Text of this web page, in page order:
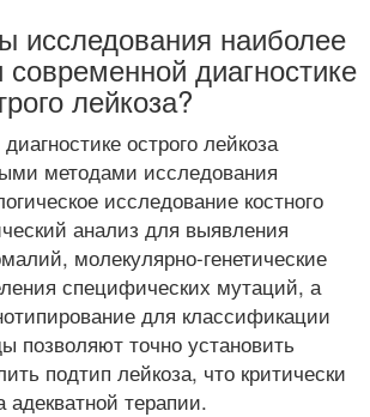
исследования наиболее
диагностике
лейкоза?
острого лейкоза
методами исследования
исследование костного
анализ для выявления
молекулярно-генетические
специфических мутаций, а
для классификации
позволяют точно установить
подтип лейкоза, что критически
терапии.